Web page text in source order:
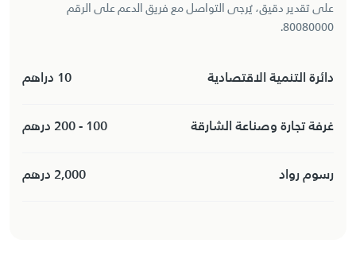
على تقدير دقيق، يُرجى التواصل مع فريق الدعم على الرقم
80080000.
دائرة التنمية الاقتصادية 10 دراهم
غرفة تجارة وصناعة الشارقة 100 - 200 درهم
رسوم رواد 2,000 درهم